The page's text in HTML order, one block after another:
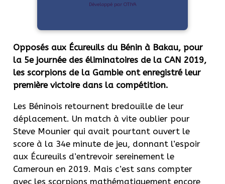
Développé par OTIYA
Opposés aux Écureuils du Bénin à Bakau, pour
la 5e journée des éliminatoires de la CAN 2019,
les scorpions de la Gambie ont enregistré leur
première victoire dans la compétition.
Les Béninois retournent bredouille de leur
déplacement. Un match à vite oublier pour
Steve Mounier qui avait pourtant ouvert le
score à la 34e minute de jeu, donnant l’espoir
aux Écureuils d’entrevoir sereinement le
Cameroun en 2019. Mais c’est sans compter
avec les scorpions mathématiquement encore